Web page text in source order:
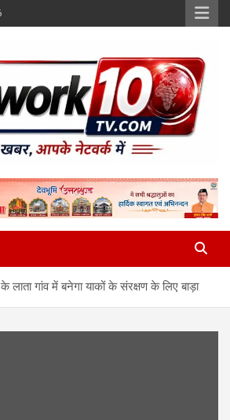
लाता गांव में बनेगा याकों के संरक्षण के लिए बाड़ा